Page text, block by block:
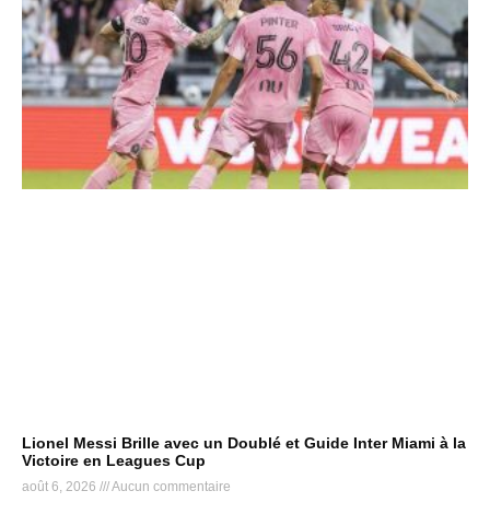
Lionel Messi Brille avec un Doublé et Guide Inter Miami à la
Victoire en Leagues Cup
août 6, 2026 Aucun commentaire